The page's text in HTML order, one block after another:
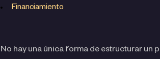
Financiamiento
No hay una única forma de estructurar un